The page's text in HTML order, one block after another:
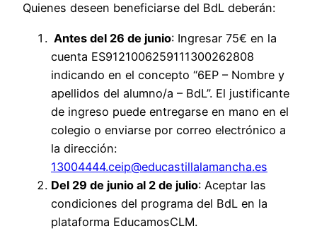
Quienes deseen beneficiarse del BdL deberán:
Antes del 26 de junio: Ingresar 75€ en la
cuenta ES9121006259111300262808
indicando en el concepto “6EP – Nombre y
apellidos del alumno/a – BdL”. El justificante
de ingreso puede entregarse en mano en el
colegio o enviarse por correo electrónico a
la dirección:
13004444.ceip@educastillalamancha.es
Del 29 de junio al 2 de julio: Aceptar las
condiciones del programa del BdL en la
plataforma EducamosCLM.